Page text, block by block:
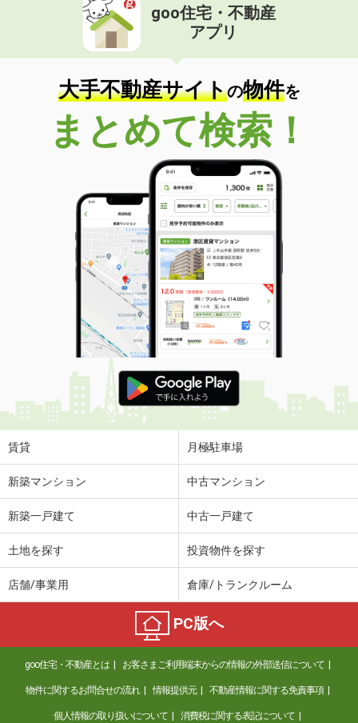
価 格
住 所
富山県滑川市高月町
専有面積 23.61m²
間取り
1K
富山県高岡市木津
価 格
4.50万円
富山県高岡市木津
20.28m²
間取り
1K
富山県高岡市木津
価 格
6.10万円
住 所
富山県高岡市木津
専有面積 23.72m²
間取り
1K
富山県高岡市上北島
価 格
4.90万円
住 所
富山県高岡市上北島
専有面積
富山県高岡市上北島
4.90万円
富山県高岡市野村
5.40万円
住 所
富山県高岡市野村
専有面積 23.27m²
間取り
1K
富山県高岡市赤祖父
goo住宅・不動産
アプリ
大手不動産サイトの物件を
まとめて検索！
賃貸 月極駐車場
新築マンション 中古マンション
新築一戸建て 中古一戸建て
土地を探す 投資物件を探す
店舗/事業用 倉庫/トランクルーム
PC版へ
goo住宅・不動産とは お客さまご利用端末からの情報の外部送信について
物件に関するお問合せの流れ 情報提供元 不動産情報に関する免責事項
個人情報の取り扱いについて 消費税に関する表記について